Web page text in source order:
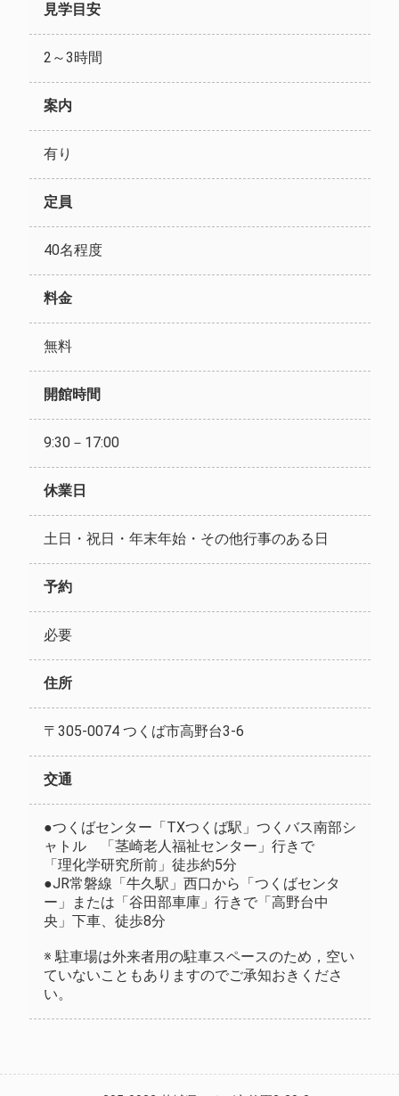
見学目安
2～3時間
案内
有り
定員
40名程度
料金
無料
開館時間
9:30－17:00
休業日
土日・祝日・年末年始・その他行事のある日
予約
必要
住所
〒305-0074 つくば市高野台3-6
交通
●つくばセンター「TXつくば駅」つくバス南部シ
ャトル 「茎崎老人福祉センター」行きで
「理化学研究所前」徒歩約5分
●JR常磐線「牛久駅」西口から「つくばセンタ
ー」または「谷田部車庫」行きで「高野台中
央」下車、徒歩8分
※ 駐車場は外来者用の駐車スペースのため，空い
ていないこともありますのでご承知おきくださ
い。